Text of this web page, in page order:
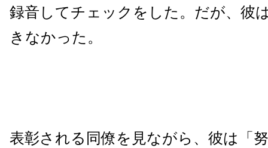
録音してチェックをした。だが、彼
きなかった。
表彰される同僚を見ながら、彼は「